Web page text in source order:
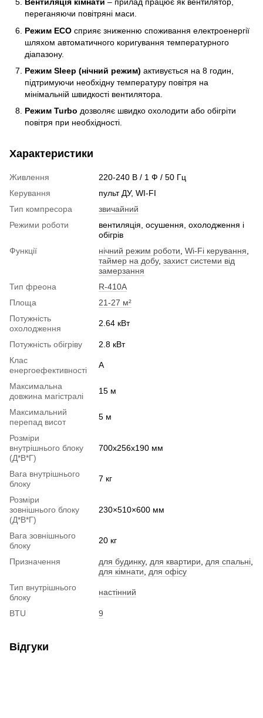
Вентиляція кімнати – прилад працює як вентилятор,
переганяючи повітряні маси.
Режим ECO сприяє зниженню споживання електроенергії
шляхом автоматичного коригування температурного
діапазону.
Режим Sleep (нічний режим) активується на 8 годин,
підтримуючи необхідну температуру повітря на
мінімальній швидкості вентилятора.
Режим Turbo дозволяє швидко охолодити або обігріти
повітря при необхідності.
Характеристики
Живлення
220-240 В / 1 Ф / 50 Гц
Керування
пульт ДУ, WI-FI
Тип компресора
звичайний
Режими роботи
вентиляція, осушення, охолодження і
обігрів
Функції
нічний режим роботи, Wi-Fi керування,
таймер на добу, захист системи від
замерзання
Тип фреона
R-410A
Площа
21-27 м²
Потужність
охолодження
2.64 кВт
Потужність обігріву
2.8 кВт
Клас
енергоефективності
A
Максимальна
довжина магістралі
15 м
Максимальний
перепад висот
5 м
Розміри
внутрішнього блоку
(Д*В*Г)
700x256x190 мм
Вага внутрішнього
блоку
7 кг
Розміри
зовнішнього блоку
(Д*В*Г)
230×510×600 мм
Вага зовнішнього
блоку
20 кг
Призначення для будинку, для квартири, для спальні,
для кімнати, для офісу
Тип внутрішнього
блоку
настінний
BTU 9
Відгуки